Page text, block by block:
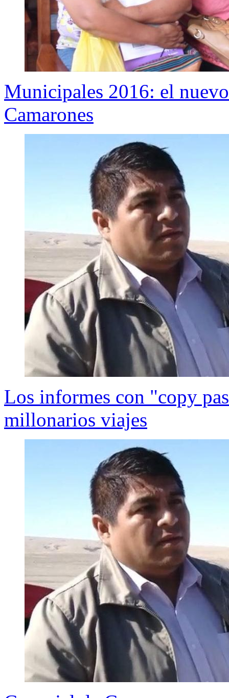
Municipales 2016: el
Camarones
Los informes con "copy
millonarios viajes